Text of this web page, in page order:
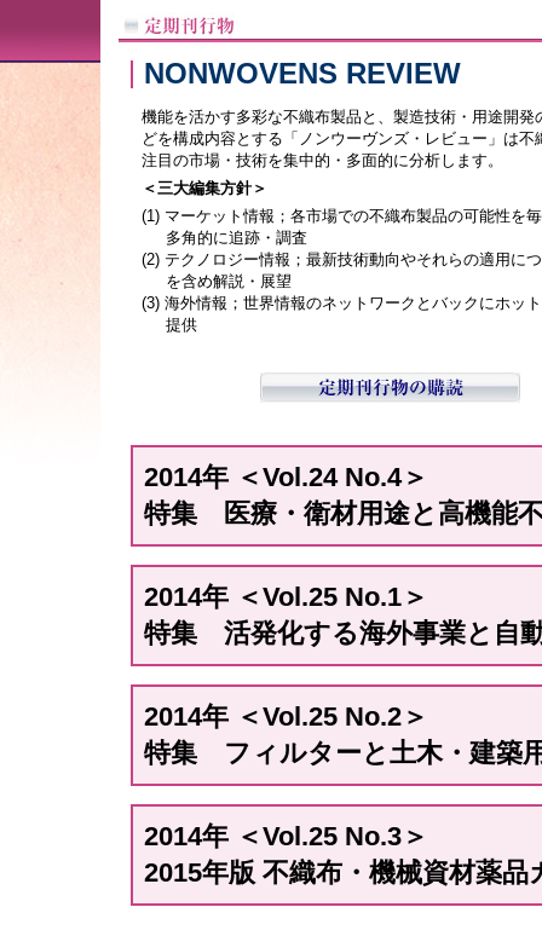
NONWOVENS REVIEW
機能を活かす多彩な不織布製品と、製造技術・用途開発
どを構成内容とする「ノンウーヴンズ・レビュー」は不
注目の市場・技術を集中的・多面的に分析します。
＜三大編集方針＞
(1) マーケット情報；各市場での不織布製品の可能性を
多角的に追跡・調査
(2) テクノロジー情報；最新技術動向やそれらの適用に
を含め解説・展望
(3) 海外情報；世界情報のネットワークとバックにホッ
提供
2014年 ＜Vol.24 No.4＞
特集 医療・衛材用途と高機能
2014年 ＜Vol.25 No.1＞
特集 活発化する海外事業と自
2014年 ＜Vol.25 No.2＞
特集 フィルターと土木・建築
2014年 ＜Vol.25 No.3＞
2015年版 不織布・機械資材薬品